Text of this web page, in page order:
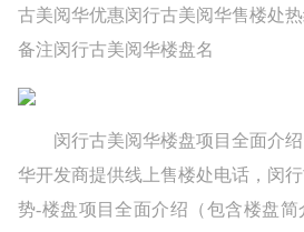
古美阅华优惠闵行古美阅华售楼处
备注闵行古美阅华楼盘名
闵行古美阅华楼盘项目全面介绍
华开发商提供线上售楼处电话，闵
势-楼盘项目全面介绍（包含楼盘